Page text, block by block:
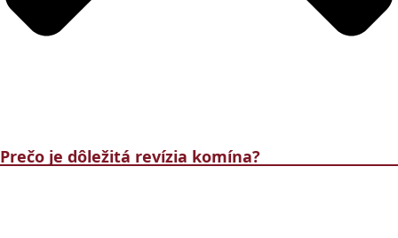
Prečo je dôležitá revízia komína?